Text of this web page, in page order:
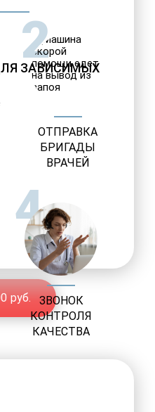
ЗАВИСИМЫХ
руб.
2
ОТПРАВКА
БРИГАДЫ
ВРАЧЕЙ
4
ЗВОНОК
КОНТРОЛЯ
КАЧЕСТВА